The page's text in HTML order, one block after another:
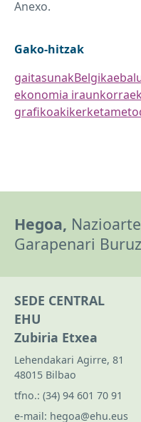
Anexo.
Gako-hitzak
gaitasunakBelgika
ekonomia iraunkorra
grafikoakikerketa
Hegoa,
Garapenari
SEDE CENTRAL
EHU
Zubiria Etxea
Lehendakari Agirre, 81
48015 Bilbao
tfno.: (34) 94 601 70 91
e-mail: hegoa@ehu.eus